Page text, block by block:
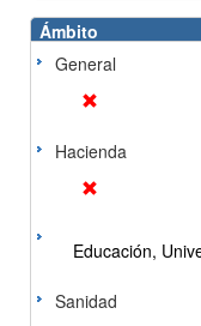
Ámbito
General
Hacienda
Educación,
Sanidad